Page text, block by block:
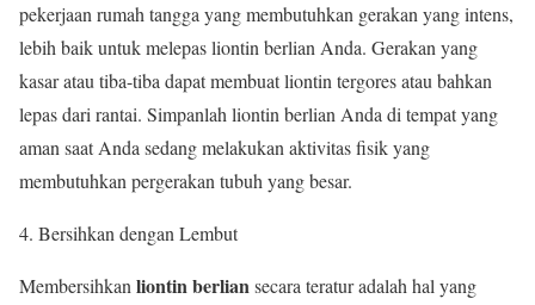
pekerjaan rumah tangga yang membutuhkan gerakan yang intens,
lebih baik untuk melepas liontin berlian Anda. Gerakan yang
kasar atau tiba-tiba dapat membuat liontin tergores atau bahkan
lepas dari rantai. Simpanlah liontin berlian Anda di tempat yang
aman saat Anda sedang melakukan aktivitas fisik yang
membutuhkan pergerakan tubuh yang besar.
Bersihkan dengan Lembut
Membersihkan liontin berliansecara teratur adalah hal yang